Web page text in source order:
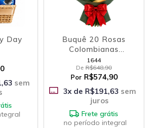
Day
sem
Buquê 20 Rosas
Colombianas
Vermelhas
1644
De R$648,90
Por R$574,90
3x de R$191,63 sem
juros
Frete grátis
no período integral